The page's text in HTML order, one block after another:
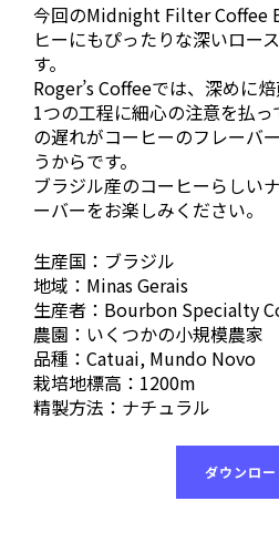
今回のMidnight Filter Coffee
ヒーにもぴったりな深いロー
す。
Roger’s Coffeeでは、深めに
1つの工程に細心の注意を払
の遅れがコーヒーのフレーバ
うからです。
ブラジル産のコーヒーらしい
ーバーをお楽しみください。
生産国：ブラジル
地域：Minas Gerais
生産者：Bourbon Specialty
農園：いくつかの小規模農家
品種：Catuai, Mundo Novo
栽培地標高：1200m
精製方法：ナチュラル
ダウンロー